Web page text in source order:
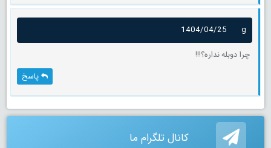
g
1404/04/25
چرا دوبله نداره؟!!!
پاسخ
کانال تلگرام ما